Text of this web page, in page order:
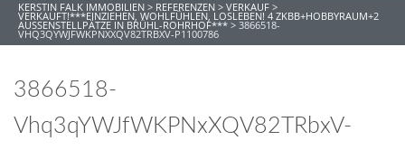
KERSTIN FALK IMMOBILIEN > REFERENZEN > VERKAUF >
VERKAUFT!***EINZIEHEN, WOHLFÜHLEN, LOSLEBEN! 4 ZKBB+HOBBYRAUM+2
AUSSENSTELLPÄTZE IN BRÜHL-ROHRHOF*** > 3866518-
VHQ3QYWJFWKPNXXQV82TRBXV-P1100786
3866518-
Vhq3qYWJfWKPNxXQV82TRbxV-